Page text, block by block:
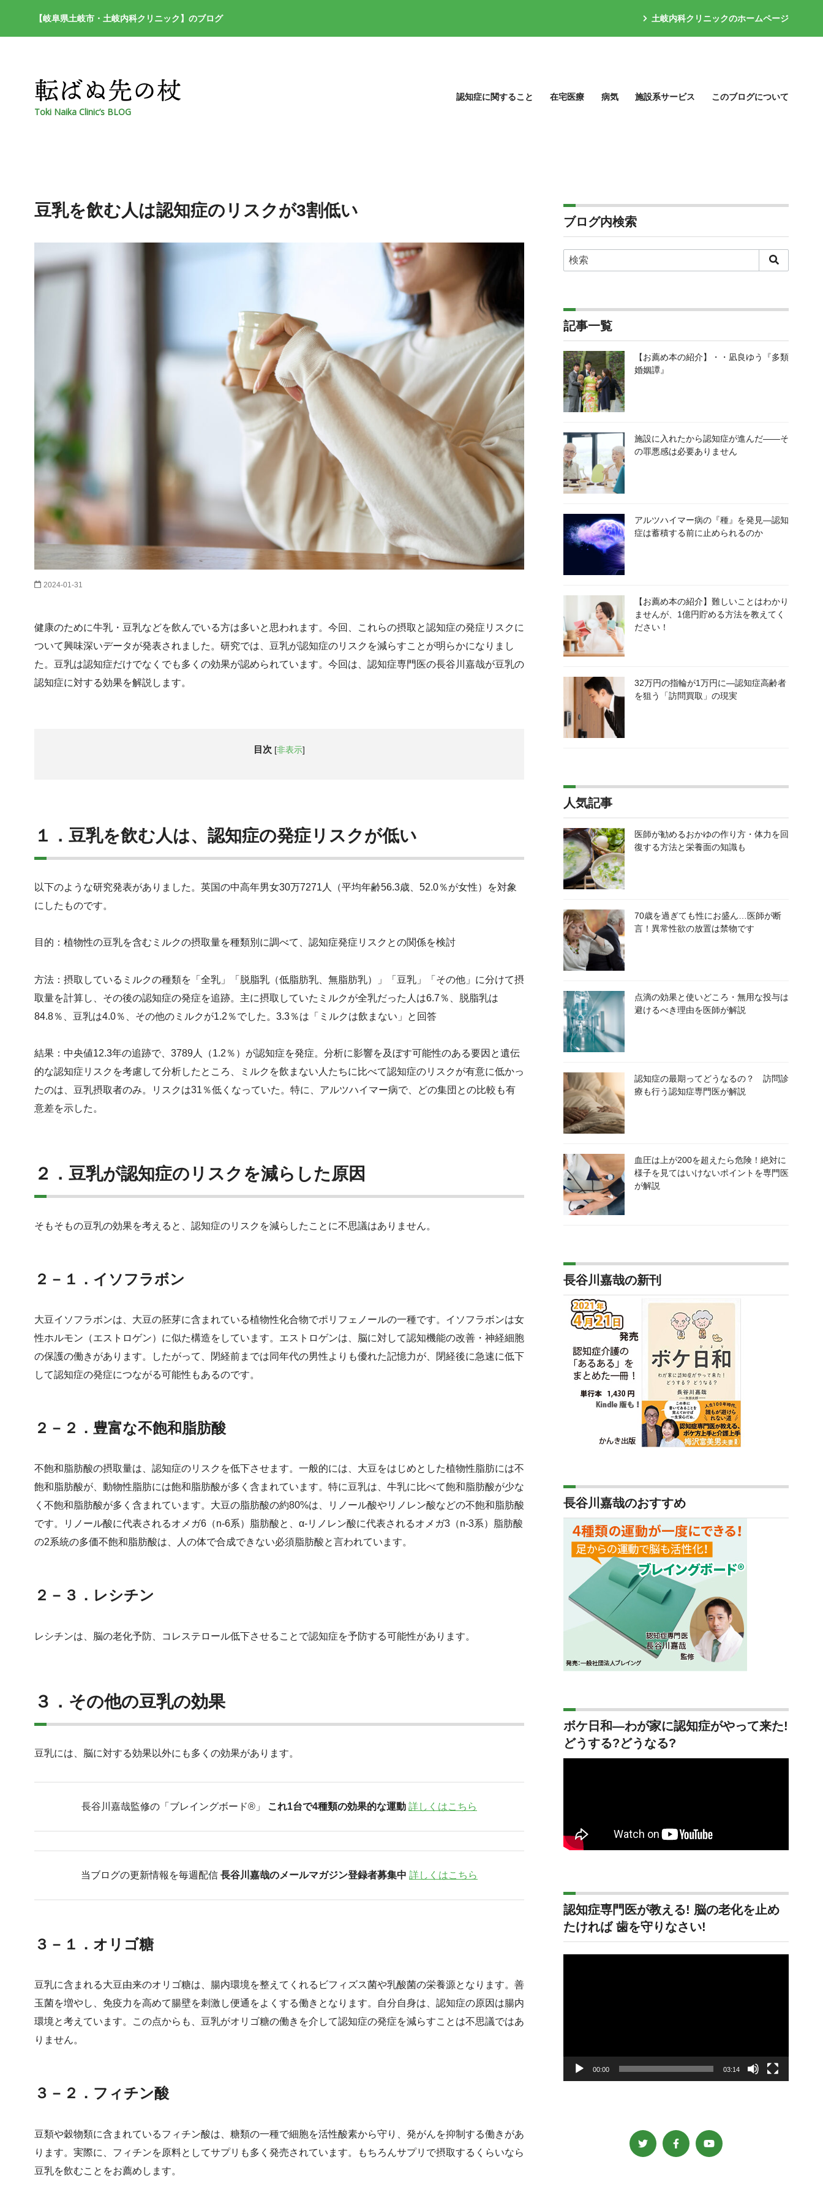
【岐阜県土岐市・土岐内科クリニック】のブログ 土岐内科クリニックのホームページ
Toki Naika Clinic’s BLOG
認知症に関すること 在宅医療 病気 施設系サービス このブログについて
豆乳を飲む人は認知症のリスクが3割低い
2024-01-31
健康のために牛乳・豆乳などを飲んでいる方は多いと思われます。今回、これらの摂取と認知症の発症リスクに
ついて興味深いデータが発表されました。研究では、豆乳が認知症のリスクを減らすことが明らかになりまし
た。豆乳は認知症だけでなくでも多くの効果が認められています。今回は、認知症専門医の長谷川嘉哉が豆乳の
認知症に対する効果を解説します。
目次 [非表示]
１．豆乳を飲む人は、認知症の発症リスクが低い
以下のような研究発表がありました。英国の中高年男女30万7271人（平均年齢56.3歳、52.0％が女性）を対象
にしたものです。
目的：植物性の豆乳を含むミルクの摂取量を種類別に調べて、認知症発症リスクとの関係を検討
方法：摂取しているミルクの種類を「全乳」「脱脂乳（低脂肪乳、無脂肪乳）」「豆乳」「その他」に分けて摂
取量を計算し、その後の認知症の発症を追跡。主に摂取していたミルクが全乳だった人は6.7％、脱脂乳は
84.8％、豆乳は4.0％、その他のミルクが1.2％でした。3.3％は「ミルクは飲まない」と回答
結果：中央値12.3年の追跡で、3789人（1.2％）が認知症を発症。分析に影響を及ぼす可能性のある要因と遺伝
的な認知症リスクを考慮して分析したところ、ミルクを飲まない人たちに比べて認知症のリスクが有意に低かっ
たのは、豆乳摂取者のみ。リスクは31％低くなっていた。特に、アルツハイマー病で、どの集団との比較も有
意差を示した。
２．豆乳が認知症のリスクを減らした原因
そもそもの豆乳の効果を考えると、認知症のリスクを減らしたことに不思議はありません。
２－１．イソフラボン
大豆イソフラボンは、大豆の胚芽に含まれている植物性化合物でポリフェノールの一種です。イソフラボンは女
性ホルモン（エストロゲン）に似た構造をしています。エストロゲンは、脳に対して認知機能の改善・神経細胞
の保護の働きがあります。したがって、閉経前までは同年代の男性よりも優れた記憶力が、閉経後に急速に低下
して認知症の発症につながる可能性もあるのです。
２－２．豊富な不飽和脂肪酸
不飽和脂肪酸の摂取量は、認知症のリスクを低下させます。一般的には、大豆をはじめとした植物性脂肪には不
飽和脂肪酸が、動物性脂肪には飽和脂肪酸が多く含まれています。特に豆乳は、牛乳に比べて飽和脂肪酸が少な
く不飽和脂肪酸が多く含まれています。大豆の脂肪酸の約80%は、リノール酸やリノレン酸などの不飽和脂肪酸
です。リノール酸に代表されるオメガ6（n-6系）脂肪酸と、α-リノレン酸に代表されるオメガ3（n-3系）脂肪酸
の2系統の多価不飽和脂肪酸は、人の体で合成できない必須脂肪酸と言われています。
２－３．レシチン
レシチンは、脳の老化予防、コレステロール低下させることで認知症を予防する可能性があります。
３．その他の豆乳の効果
豆乳には、脳に対する効果以外にも多くの効果があります。
長谷川嘉哉監修の「ブレイングボード®︎」 これ1台で4種類の効果的な運動 詳しくはこちら
当ブログの更新情報を毎週配信 長谷川嘉哉のメールマガジン登録者募集中 詳しくはこちら
３－１．オリゴ糖
豆乳に含まれる大豆由来のオリゴ糖は、腸内環境を整えてくれるビフィズス菌や乳酸菌の栄養源となります。善
玉菌を増やし、免疫力を高めて腸壁を刺激し便通をよくする働きとなります。自分自身は、認知症の原因は腸内
環境と考えています。この点からも、豆乳がオリゴ糖の働きを介して認知症の発症を減らすことは不思議ではあ
りません。
３－２．フィチン酸
豆類や穀物類に含まれているフィチン酸は、糖類の一種で細胞を活性酸素から守り、発がんを抑制する働きがあ
ります。実際に、フィチンを原料としてサプリも多く発売されています。もちろんサプリで摂取するくらいなら
豆乳を飲むことをお薦めします。
ブログ内検索
記事一覧
【お薦め本の紹介】・・凪良ゆう『多類
婚姻譚』
施設に入れたから認知症が進んだ――そ
の罪悪感は必要ありません
アルツハイマー病の『種』を発見―認知
症は蓄積する前に止められるのか
【お薦め本の紹介】難しいことはわかり
ませんが、1億円貯める方法を教えてく
ださい！
32万円の指輪が1万円に―認知症高齢者
を狙う「訪問買取」の現実
人気記事
医師が勧めるおかゆの作り方・体力を回
復する方法と栄養面の知識も
70歳を過ぎても性にお盛ん…医師が断
言！異常性欲の放置は禁物です
点滴の効果と使いどころ・無用な投与は
避けるべき理由を医師が解説
認知症の最期ってどうなるの？ 訪問診
療も行う認知症専門医が解説
血圧は上が200を超えたら危険！絶対に
様子を見てはいけないポイントを専門医
が解説
長谷川嘉哉の新刊
長谷川嘉哉のおすすめ
ボケ日和―わが家に認知症がやって来た!
どうする?どうなる?
認知症専門医が教える! 脳の老化を止め
たければ 歯を守りなさい!
00:00 03:14